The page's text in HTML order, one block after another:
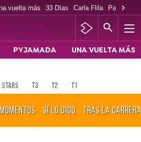
vuelta más 33 Días Carla Flila Paco
PYJAMADA UNA VUELTA MÁS
T3 T2 T1
MOMENTOS SÍ LO DIGO TRAS LA CARRERA